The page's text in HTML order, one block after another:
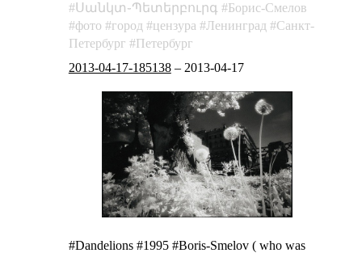
Սանկտ֊Պետերբուրգ
Борис-Смелов
фото
город цензура Ленинград
Санкт-
Петербург
Петербург
2013-04-17-185138– 2013-04-17
#Dandelions #1995 #Boris-Smelov ( who was